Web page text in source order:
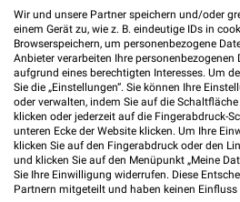
87637 Seeg
Heute 08:00 - 18:00
575,82 km • Angebote:
EURONICS Gut
Ludwig-Thoma-Str. 9
82487 Oberammergau
Heute 09:00 - 12:00
Wir und unsere Partner speichern und/oder
einem Gerät zu, wie z. B. eindeutige IDs in
Browserspeichern, um personenbezogene
Anbieter verarbeiten Ihre personenbezogenen
aufgrund eines berechtigten Interesses. Um
Sie die „Einstellungen“. Sie können Ihre
oder verwalten, indem Sie auf die Schaltfläche
klicken oder jederzeit auf die Fingerabdruck-
unteren Ecke der Website klicken. Um Ihre
klicken Sie auf den Fingerabdruck oder den
und klicken Sie auf den Menüpunkt „Meine
Sie Ihre Einwilligung widerrufen. Diese
Partnern mitgeteilt und haben keinen Einfluss